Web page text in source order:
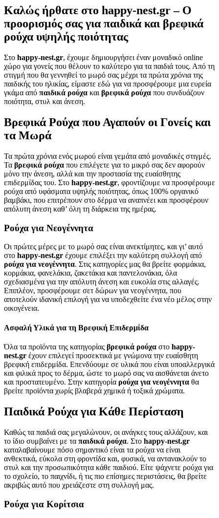
Καλώς ήρθατε στο happy-nest.gr – Ο
προορισμός σας για παιδικά και βρεφικά
ρούχα υψηλής ποιότητας
Στο happy-nest.gr, έχουμε δημιουργήσει έναν μοναδικό online
χώρο για γονείς που θέλουν το καλύτερο για τα παιδιά τους. Από τη
στιγμή που θα γεννηθεί το μωρό σας μέχρι τα πρώτα χρόνια της
παιδικής του ηλικίας, είμαστε εδώ για να προσφέρουμε μια ευρεία
γκάμα από παιδικά ρούχα και βρεφικά ρούχα που συνδυάζουν
ποιότητα, στυλ και άνεση.
Βρεφικά Ρούχα που Αγαπούν οι Γονείς και
τα Μωρά
Τα πρώτα χρόνια ενός μωρού είναι γεμάτα από μοναδικές στιγμές.
Τα βρεφικά ρούχα που επιλέγετε για το μικρό σας δεν αφορούν
μόνο την άνεση, αλλά και την προστασία της ευαίσθητης
επιδερμίδας του. Στο happy-nest.gr, φροντίζουμε να προσφέρουμε
ρούχα από υφάσματα υψηλής ποιότητας, όπως 100% οργανικό
βαμβάκι, που επιτρέπουν στο δέρμα να αναπνέει και προσφέρουν
απόλυτη άνεση καθ’ όλη τη διάρκεια της ημέρας.
Ρούχα για Νεογέννητα
Οι πρώτες μέρες με το μωρό σας είναι ανεκτίμητες, και γι’ αυτό
στο happy-nest.gr έχουμε επιλέξει την καλύτερη συλλογή από
ρούχα για νεογέννητα. Στις κατηγορίες μας θα βρείτε φορμάκια,
κορμάκια, φανελάκια, ζακετάκια και παντελονάκια, όλα
σχεδιασμένα για την απόλυτη άνεση και ευκολία στις αλλαγές.
Επιπλέον, προσφέρουμε σετ δώρων για νεογέννητα, που
αποτελούν ιδανική επιλογή για να υποδεχθείτε ένα νέο μέλος στην
οικογένεια.
Ασφαλή Υλικά για τη Βρεφική Επιδερμίδα
Όλα τα προϊόντα της κατηγορίας βρεφικά ρούχα στο happy-
nest.gr έχουν επιλεγεί προσεκτικά με γνώμονα την ευαίσθητη
βρεφική επιδερμίδα. Επενδύουμε σε υλικά που είναι υποαλλεργικά
και φιλικά προς το δέρμα, ώστε το μωρό σας να αισθάνεται άνετο
και προστατευμένο. Στην κατηγορία ρούχα για νεογέννητα θα
βρείτε προϊόντα χωρίς βλαβερά χημικά ή τοξικά χρώματα.
Παιδικά Ρούχα για Κάθε Περίσταση
Καθώς τα παιδιά σας μεγαλώνουν, οι ανάγκες τους αλλάζουν, και
το ίδιο συμβαίνει με τα παιδικά ρούχα. Στο happy-nest.gr
καταλαβαίνουμε πόσο σημαντικό είναι τα ρούχα να είναι
ανθεκτικά, εύκολα στη φροντίδα και, φυσικά, να αντανακλούν το
στυλ και την προσωπικότητα κάθε παιδιού. Είτε ψάχνετε ρούχα για
το σχολείο, το παιχνίδι, ή τις πιο επίσημες περιστάσεις, θα βρείτε
ακριβώς αυτό που χρειάζεστε στη συλλογή μας.
Ρούχα για Κορίτσια